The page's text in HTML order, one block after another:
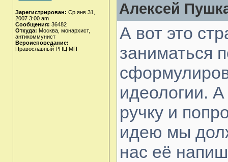
Зарегистрирован: Ср янв 31,
2007 3:00 am
Сообщения: 36482
Откуда: Москва, монархист,
антикоммунист
Вероисповедание:
Православный РПЦ МП
Алексей
А вот это
заниматься
идеологии.
ручку и
идею мы
нас её